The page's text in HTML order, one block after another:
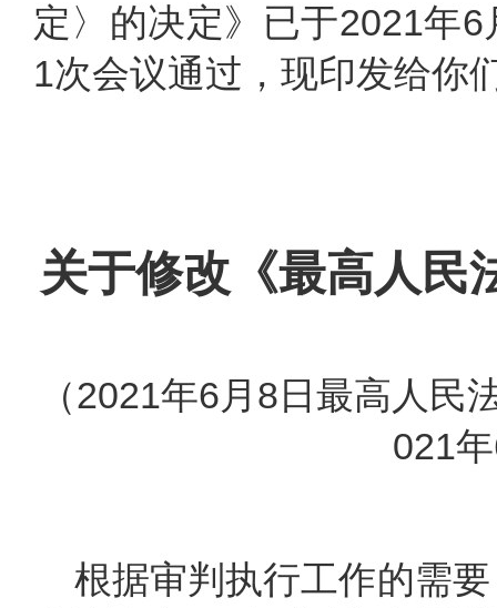
定〉的决定》已于2021年
1次会议通过，现印发给你
关于修改《最高人民
（2021年6月8日最高人民
021
根据审判执行工作的需要